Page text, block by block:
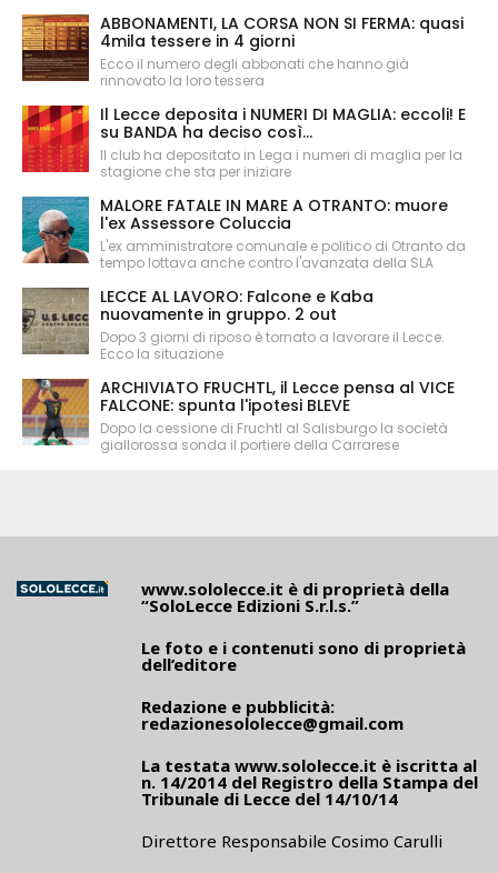
ABBONAMENTI, LA CORSA NON SI FERMA: quasi
4mila tessere in 4 giorni
Ecco il numero degli abbonati che hanno già
rinnovato la loro tessera
Il Lecce deposita i NUMERI DI MAGLIA: eccoli! E
su BANDA ha deciso così...
Il club ha depositato in Lega i numeri di maglia per la
stagione che sta per iniziare
MALORE FATALE IN MARE A OTRANTO: muore
l'ex Assessore Coluccia
L'ex amministratore comunale e politico di Otranto da
tempo lottava anche contro l'avanzata della SLA
LECCE AL LAVORO: Falcone e Kaba
nuovamente in gruppo. 2 out
Dopo 3 giorni di riposo è tornato a lavorare il Lecce.
Ecco la situazione
ARCHIVIATO FRUCHTL, il Lecce pensa al VICE
FALCONE: spunta l'ipotesi BLEVE
Dopo la cessione di Fruchtl al Salisburgo la società
giallorossa sonda il portiere della Carrarese
www.sololecce.it è di proprietà della
“SoloLecce Edizioni S.r.l.s.”
Le foto e i contenuti sono di proprietà
dell’editore
Redazione e pubblicità:
redazionesololecce@gmail.com
La testata www.sololecce.it è iscritta al
n. 14/2014 del Registro della Stampa del
Tribunale di Lecce del 14/10/14
Direttore Responsabile Cosimo Carulli